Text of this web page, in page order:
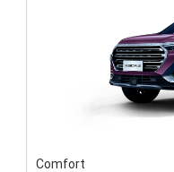
Comfort